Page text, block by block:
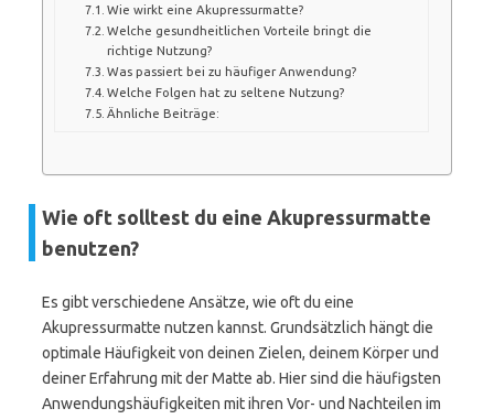
Wie wirkt eine Akupressurmatte?
Welche gesundheitlichen Vorteile bringt die
richtige Nutzung?
Was passiert bei zu häufiger Anwendung?
Welche Folgen hat zu seltene Nutzung?
Ähnliche Beiträge:
Wie oft solltest du eine Akupressurmatte
benutzen?
Es gibt verschiedene Ansätze, wie oft du eine
Akupressurmatte nutzen kannst. Grundsätzlich hängt die
optimale Häufigkeit von deinen Zielen, deinem Körper und
deiner Erfahrung mit der Matte ab. Hier sind die häufigsten
Anwendungshäufigkeiten mit ihren Vor- und Nachteilen im